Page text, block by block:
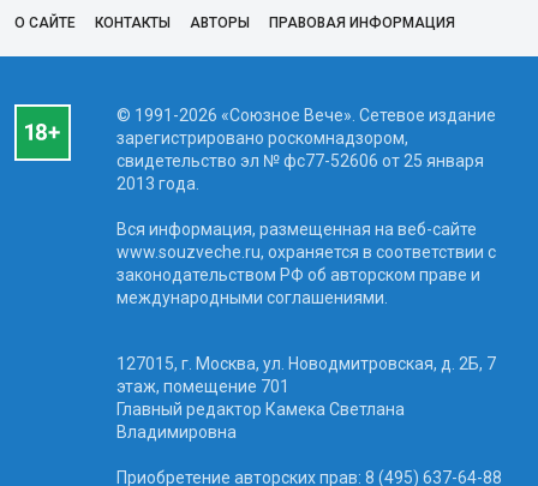
О САЙТЕ КОНТАКТЫ АВТОРЫ ПРАВОВАЯ ИНФОРМАЦИЯ
© 1991-2026 «Союзное Вече». Сетевое издание
зарегистрировано роскомнадзором,
свидетельство эл № фc77-52606 от 25 января
2013 года.
Вся информация, размещенная на веб-сайте
www.souzveche.ru, охраняется в соответствии с
законодательством РФ об авторском праве и
международными соглашениями.
127015, г. Москва, ул. Новодмитровская, д. 2Б, 7
этаж, помещение 701
Главный редактор Камека Светлана
Владимировна
Приобретение авторских прав: 8 (495) 637-64-88